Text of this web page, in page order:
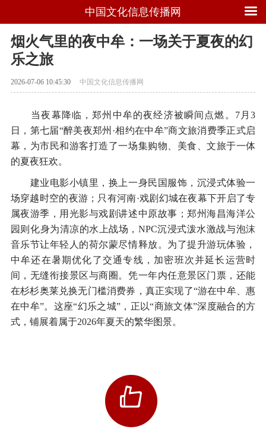
中国文化信息传播网
烟火气里的夜中牟：一场关于夏夜的幻
乐之旅
2026-07-06 10:45:30 中国文化信息传播网
当夜幕降临，郑州中牟的夜经济被瞬间点燃。7月3
日，第七届“醉美夜郑州·相约在中牟”商文旅消费季正式启
幕，为市民和游客打造了一场集购物、美食、文旅于一体
的夏夜狂欢。
建业电影小镇里，换上一身民国服饰，沉浸式体验一
场穿越时空的夜游；只有河南·戏剧幻城在夜幕下开启了专
属夜游季，用光影与戏剧讲述中原故事；郑州海昌海洋公
园则化身为清凉的水上战场，NPC沉浸式泼水激战与泡沫
音乐节让年轻人的荷尔蒙尽情释放。为了提升游玩体验，
中牟还在暑期优化了交通专线，加密班次并延长运营时
间，无缝衔接景区与商圈。凭一年内任意景区门票，还能
在杉杉奥莱兑换无门槛消费券，真正实现了“游在中牟、惠
在中牟”。这座“幻乐之城”，正以“商旅文体”深度融合的方
式，铺展着属于2026年夏天的繁华图景。